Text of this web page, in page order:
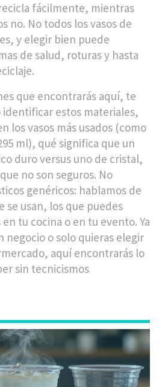
fácilmente, mientras
no. No todos los vasos de
y elegir bien puede
de salud, roturas y hasta
que encontrarás aquí, te
identificar estos materiales,
los vasos más usados (como
ml), qué significa que un
duro versus uno de cristal,
no son seguros. No
genéricos: hablamos de
se usan, los que puedes
tu cocina o en tu evento. Ya
negocio o solo quieras elegir
aquí encontrarás lo
sin tecnicismos